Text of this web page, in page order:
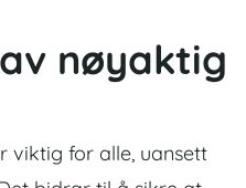
nøyaktig
viktig for alle, uansett